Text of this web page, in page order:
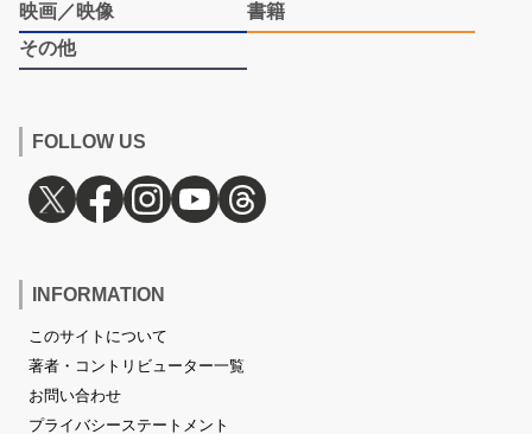
映画／映像
書籍
その他
FOLLOW US
INFORMATION
このサイトについて
著者・コントリビューター一覧
お問い合わせ
プライバシーステートメント